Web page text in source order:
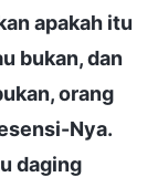
apakah itu
bukan, dan
orang
Nya.
daging